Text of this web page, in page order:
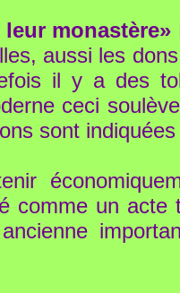
monastère»
aussi les
il y a des
ceci
sont
comme un acte